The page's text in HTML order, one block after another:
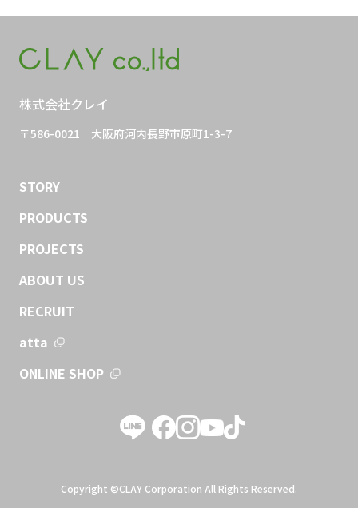
株式会社クレイ
〒586-0021 大阪府河内長野市原町1-3-7
STORY
PRODUCTS
PROJECTS
ABOUT US
RECRUIT
atta
ONLINE SHOP
Copyright ©CLAY Corporation All Rights Reserved.